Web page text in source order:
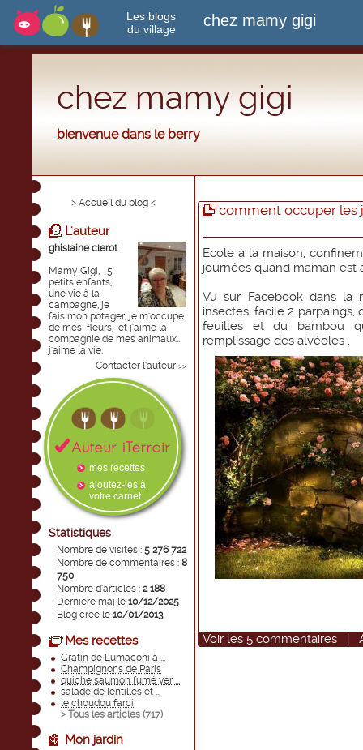
Les blogs
du village
chez mamy gigi
chez mamy gigi
bienvenue dans le berry
> Accueil du blog <
L'auteur
ghislaine clerot
Mamy Gigi, 5
petits enfants,
une vie à la
campagne, je
fais mon potager, je m'occupe
de mes fleurs, et j'aime la
compagnie de mes animaux...
j'aime la vie.
Contacter l'auteur >>
mes recettes
ajoutez-les à
votre carnet
Statistiques
Nombre de visites : 5 276 722
Nombre de commentaires : 8
750
Nombre d'articles : 2 188
Dernière màj le 10/12/2025
Blog créé le 10/01/2013
Mes recettes
Gratin de Lumaconi à ...
Champignons de Paris
quiche saumon fumé ver ...
salade de lentilles et ...
le choudou farci
> Tous les articles (717)
Mon jardin
comment occuper les
Ecole à la maison,
journées quand maman est
Vu sur Facebook dans la
insectes, facile 2 parpaings,
feuilles et du bambou
remplissage des alvéoles .
Voir les 5 commentaires |